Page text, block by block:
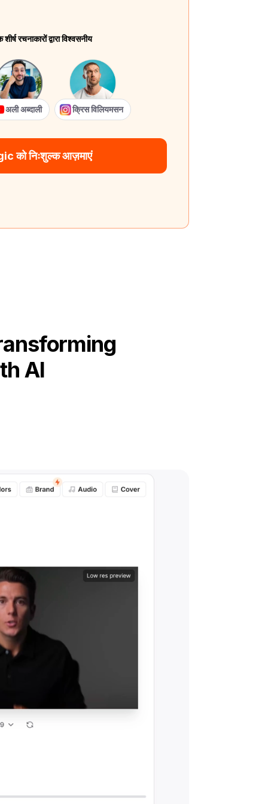
रचनाकारों द्वारा विश्वसनीय
अली अब्दाली क्रिस विलियमसन
को निःशुल्क आज़माएं
AI